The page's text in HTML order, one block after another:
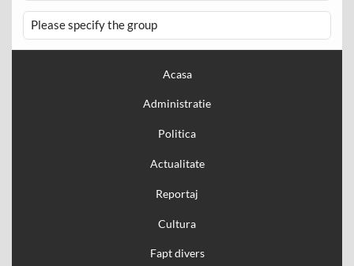
Please specify the group
Acasa
Administratie
Politica
Actualitate
Reportaj
Cultura
Fapt divers